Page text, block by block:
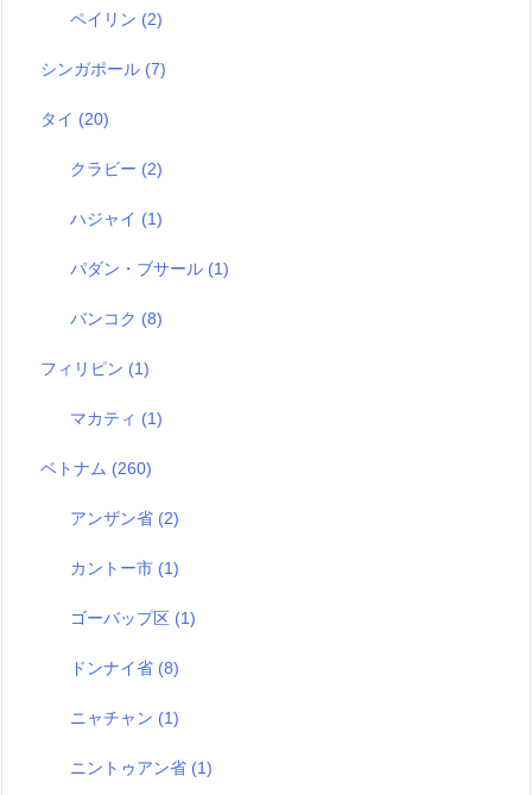
ペイリン (2)
シンガポール (7)
タイ (20)
クラビー (2)
ハジャイ (1)
パダン・ブサール (1)
バンコク (8)
フィリピン (1)
マカティ (1)
ベトナム (260)
アンザン省 (2)
カントー市 (1)
ゴーバップ区 (1)
ドンナイ省 (8)
ニャチャン (1)
ニントゥアン省 (1)